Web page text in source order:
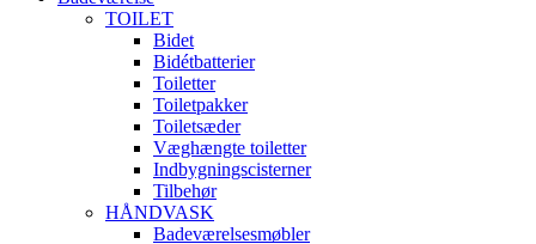
TOILET
Bidet
Bidétbatterier
Toiletter
Toiletpakker
Toiletsæder
Væghængte toiletter
Indbygningscisterner
Tilbehør
HÅNDVASK
Badeværelsesmøbler